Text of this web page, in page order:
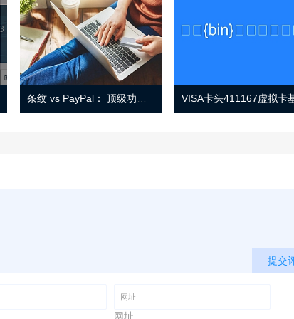
提交
网址